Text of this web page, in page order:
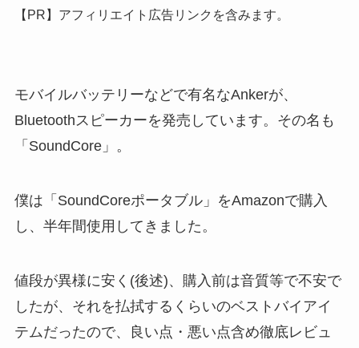
【PR】アフィリエイト広告リンクを含みます。
モバイルバッテリーなどで有名なAnkerが、
Bluetoothスピーカーを発売しています。その名も
「SoundCore」。
僕は「SoundCoreポータブル」をAmazonで購入
し、半年間使用してきました。
値段が異様に安く(後述)、購入前は音質等で不安で
したが、それを払拭するくらいのベストバイアイ
テムだったので、良い点・悪い点含め徹底レビュ